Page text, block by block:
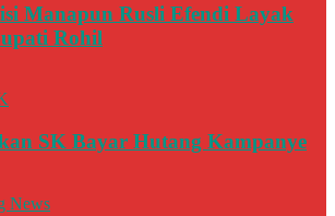
Manapun Rusli Efendi Layak
Rohil
SK Bayar Hutang Kampanye
News